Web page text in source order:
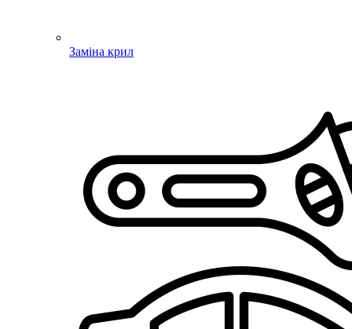
Заміна крил